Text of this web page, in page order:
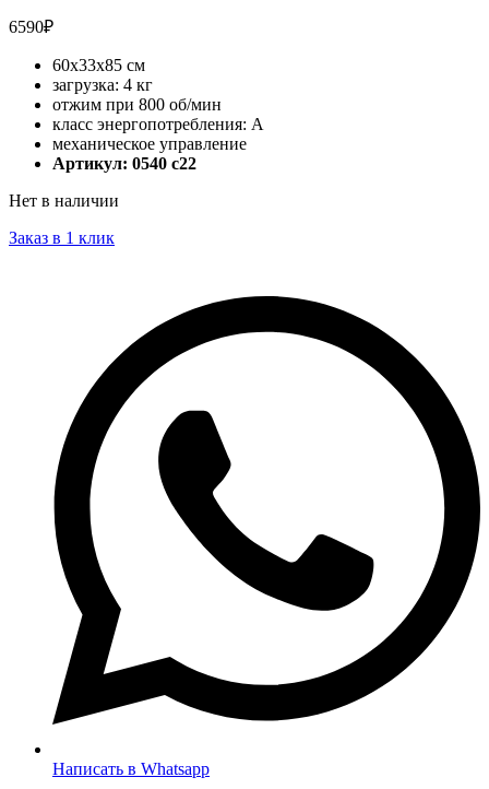
6590₽
60x33x85 см
загрузка: 4 кг
отжим при 800 об/мин
класс энергопотребления: A
механическое управление
Артикул: 0540 с22
Нет в наличии
Заказ в 1 клик
Написать в Whatsapp